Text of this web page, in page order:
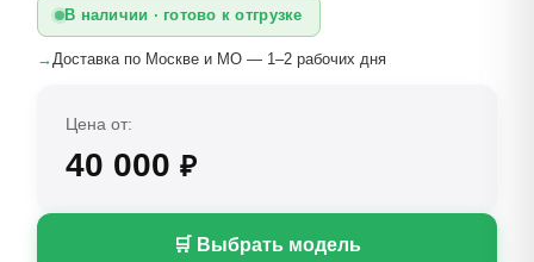
В наличии · готово к отгрузке
→Доставка по Москве и МО — 1–2 рабочих дня
Цена от:
40 000 ₽
🛒 Выбрать модель